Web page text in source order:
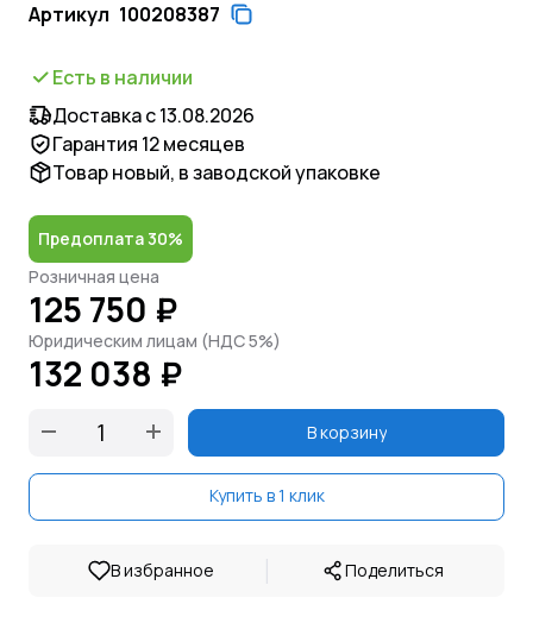
Артикул 100208387
Есть в наличии
Доставка с 13.08.2026
Гарантия 12 месяцев
Товар новый, в заводской упаковке
Предоплата 30%
Розничная цена
125 750 ₽
Юридическим лицам (НДС 5%)
132 038 ₽
В корзину
Купить в 1 клик
В избранное | Поделиться